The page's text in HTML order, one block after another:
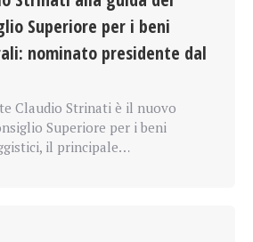
Superiore per i beni
nominato presidente dal
Claudio Strinati è il nuovo
Superiore per i beni
il principale…